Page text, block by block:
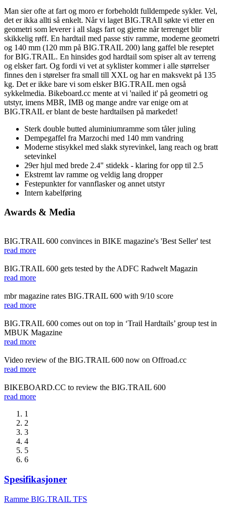
Man sier ofte at fart og moro er forbeholdt fulldempede sykler. Vel,
det er ikka allti så enkelt. Når vi laget BIG.TRAIl søkte vi etter en
geometri som leverer i all slags fart og gjerne når terrenget blir
skikkelig røff. En hardtail med passe stiv ramme, moderne geometri
og 140 mm (120 mm på BIG.TRAIL 200) lang gaffel ble reseptet
for BIG.TRAIL. En hinsides god hardtail som spiser alt av terreng
og elsker fart. Og fordi vi vet at syklister kommer i alle størrelser
finnes den i størelser fra small till XXL og har en maksvekt på 135
kg. Det er ikke bare vi som elsker BIG.TRAIL men også
sykkelmedia. Bikeboard.cc mente at vi 'nailed it' på geometri og
utstyr, imens MBR, IMB og mange andre var enige om at
BIG.TRAIL er blant de beste hardtailsen på markedet!
Sterk double butted aluminiumramme som tåler juling
Dempegaffel fra Marzochi med 140 mm vandring
Moderne stisykkel med slakk styrevinkel, lang reach og bratt
setevinkel
29er hjul med brede 2.4" stidekk - klaring for opp til 2.5
Ekstremt lav ramme og veldig lang dropper
Festepunkter for vannflasker og annet utstyr
Intern kabelføring
Awards & Media
BIG.TRAIL 600 convinces in BIKE magazine's 'Best Seller' test
read more
BIG.TRAIL 600 gets tested by the ADFC Radwelt Magazin
read more
mbr magazine rates BIG.TRAIL 600 with 9/10 score
read more
BIG.TRAIL 600 comes out on top in ‘Trail Hardtails’ group test in
MBUK Magazine
read more
Video review of the BIG.TRAIL 600 now on Offroad.cc
read more
BIKEBOARD.CC to review the BIG.TRAIL 600
read more
1
2
3
4
5
6
Spesifikasjoner
Ramme BIG.TRAIL TFS